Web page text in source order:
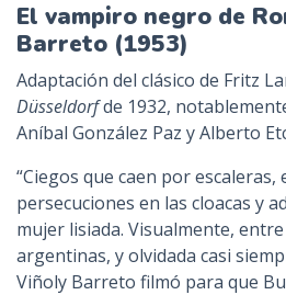
El vampiro negro de
Barreto (1953)
Adaptación del clásico de Fritz
Düsseldorfde 1932,
Aníbal González Paz y Alberto
“Ciegos que caen por
persecuciones en las cloacas y
mujer lisiada. Visualmente,
argentinas, y olvidada casi
Viñoly Barreto filmó para que